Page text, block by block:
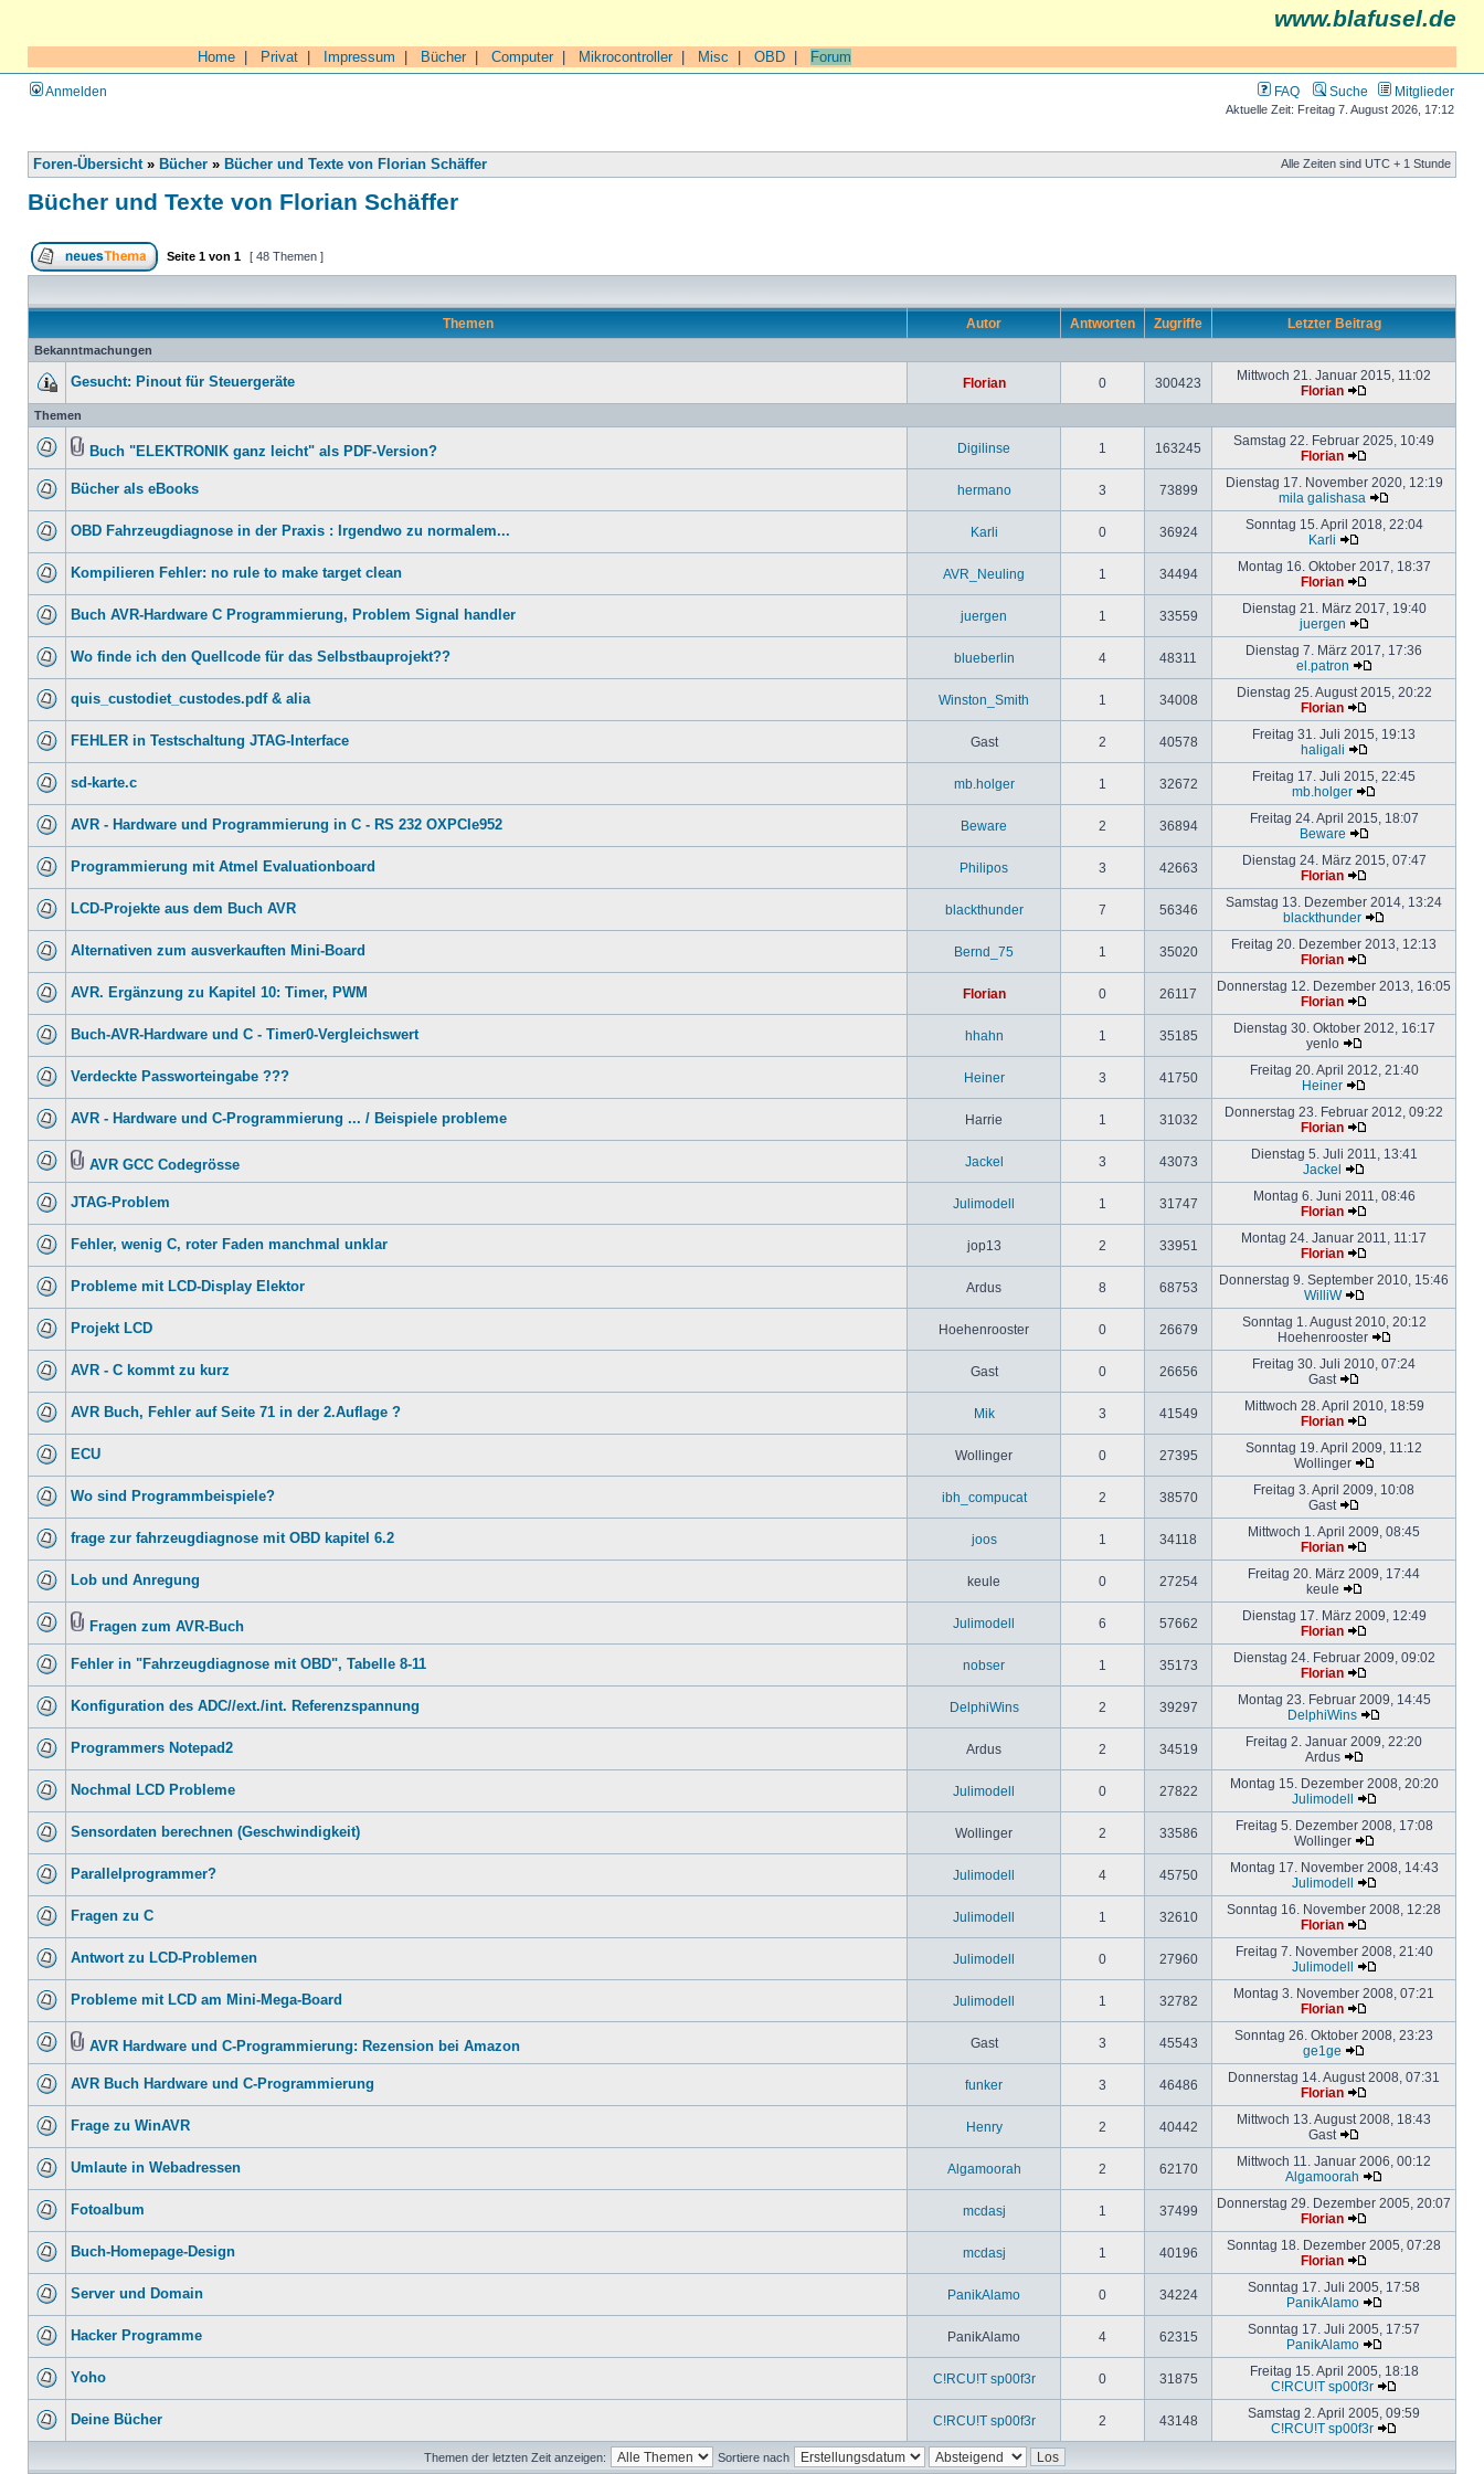
www.blafusel.de
Home Privat Impressum Bücher| Computer| Mikrocontroller| Misc OBD Forum
Anmelden FAQ Suche Mitglieder
Aktuelle Zeit: Freitag 7. August 2026, 17:12
Foren-Übersicht» Bücher » Bücher und Texte von Florian Schäffer Alle Zeiten sind UTC + 1 Stunde
Bücher und Texte von Florian Schäffer
Seite 1 von 1 [ 48 Themen ]
Themen Autor Antworten Zugriffe Letzter Beitrag
Bekanntmachungen
Gesucht: Pinout für Steuergeräte Florian 0 300423
Mittwoch 21. Januar 2015, 11:02
Florian
Themen
Buch "ELEKTRONIK ganz leicht" als PDF-Version? Digilinse 1 163245
Samstag 22. Februar 2025, 10:49
Florian
Bücher als eBooks hermano 3 73899
Dienstag 17. November 2020, 12:19
mila galishasa
OBD Fahrzeugdiagnose in der Praxis : Irgendwo zu normalem... Karli 0 36924
Sonntag 15. April 2018, 22:04
Karli
Kompilieren Fehler: no rule to make target clean AVR_Neuling 1 34494
Montag 16. Oktober 2017, 18:37
Florian
Buch AVR-Hardware C Programmierung, Problem Signal handler juergen 1 33559
Dienstag 21. März 2017, 19:40
juergen
Wo finde ich den Quellcode für das Selbstbauprojekt?? blueberlin 4 48311
Dienstag 7. März 2017, 17:36
el.patron
quis_custodiet_custodes.pdf & alia Winston_Smith 1 34008
Dienstag 25. August 2015, 20:22
Florian
FEHLER in Testschaltung JTAG-Interface Gast 2 40578
Freitag 31. Juli 2015, 19:13
haligali
sd-karte.c mb.holger 1 32672
Freitag 17. Juli 2015, 22:45
mb.holger
AVR - Hardware und Programmierung in C - RS 232 OXPCIe952 Beware 2 36894
Freitag 24. April 2015, 18:07
Beware
Programmierung mit Atmel Evaluationboard Philipos 3 42663
Dienstag 24. März 2015, 07:47
Florian
LCD-Projekte aus dem Buch AVR blackthunder 7 56346
Samstag 13. Dezember 2014, 13:24
blackthunder
Alternativen zum ausverkauften Mini-Board Bernd_75 1 35020
Freitag 20. Dezember 2013, 12:13
Florian
AVR. Ergänzung zu Kapitel 10: Timer, PWM Florian 0 26117
Donnerstag 12. Dezember 2013, 16:05
Florian
Buch-AVR-Hardware und C - Timer0-Vergleichswert hhahn 1 35185
Dienstag 30. Oktober 2012, 16:17
yenlo
Verdeckte Passworteingabe ??? Heiner 3 41750
Freitag 20. April 2012, 21:40
Heiner
AVR - Hardware und C-Programmierung ... / Beispiele probleme Harrie 1 31032
Donnerstag 23. Februar 2012, 09:22
Florian
AVR GCC Codegrösse Jackel 3 43073
Dienstag 5. Juli 2011, 13:41
Jackel
JTAG-Problem Julimodell 1 31747
Montag 6. Juni 2011, 08:46
Florian
Fehler, wenig C, roter Faden manchmal unklar jop13 2 33951
Montag 24. Januar 2011, 11:17
Florian
Probleme mit LCD-Display Elektor Ardus 8 68753
Donnerstag 9. September 2010, 15:46
WilliW
Projekt LCD Hoehenrooster 0 26679
Sonntag 1. August 2010, 20:12
Hoehenrooster
AVR - C kommt zu kurz Gast 0 26656
Freitag 30. Juli 2010, 07:24
Gast
AVR Buch, Fehler auf Seite 71 in der 2.Auflage ? Mik 3 41549
Mittwoch 28. April 2010, 18:59
Florian
ECU Wollinger 0 27395
Sonntag 19. April 2009, 11:12
Wollinger
Wo sind Programmbeispiele? ibh_compucat 2 38570
Freitag 3. April 2009, 10:08
Gast
frage zur fahrzeugdiagnose mit OBD kapitel 6.2 joos 1 34118
Mittwoch 1. April 2009, 08:45
Florian
Lob und Anregung keule 0 27254
Freitag 20. März 2009, 17:44
keule
Fragen zum AVR-Buch Julimodell 6 57662
Dienstag 17. März 2009, 12:49
Florian
Fehler in "Fahrzeugdiagnose mit OBD", Tabelle 8-11 nobser 1 35173
Dienstag 24. Februar 2009, 09:02
Florian
Konfiguration des ADC//ext./int. Referenzspannung DelphiWins 2 39297
Montag 23. Februar 2009, 14:45
DelphiWins
Programmers Notepad2 Ardus 2 34519
Freitag 2. Januar 2009, 22:20
Ardus
Nochmal LCD Probleme Julimodell 0 27822
Montag 15. Dezember 2008, 20:20
Julimodell
Sensordaten berechnen (Geschwindigkeit) Wollinger 2 33586
Freitag 5. Dezember 2008, 17:08
Wollinger
Parallelprogrammer? Julimodell 4 45750
Montag 17. November 2008, 14:43
Julimodell
Fragen zu C Julimodell 1 32610
Sonntag 16. November 2008, 12:28
Florian
Antwort zu LCD-Problemen Julimodell 0 27960
Freitag 7. November 2008, 21:40
Julimodell
Probleme mit LCD am Mini-Mega-Board Julimodell 1 32782
Montag 3. November 2008, 07:21
Florian
AVR Hardware und C-Programmierung: Rezension bei Amazon Gast 3 45543
Sonntag 26. Oktober 2008, 23:23
ge1ge
AVR Buch Hardware und C-Programmierung funker 3 46486
Donnerstag 14. August 2008, 07:31
Florian
Frage zu WinAVR Henry 2 40442
Mittwoch 13. August 2008, 18:43
Gast
Umlaute in Webadressen Algamoorah 2 62170
Mittwoch 11. Januar 2006, 00:12
Algamoorah
Fotoalbum mcdasj 1 37499
Donnerstag 29. Dezember 2005, 20:07
Florian
Buch-Homepage-Design mcdasj 1 40196
Sonntag 18. Dezember 2005, 07:28
Florian
Server und Domain PanikAlamo 0 34224
Sonntag 17. Juli 2005, 17:58
PanikAlamo
Hacker Programme PanikAlamo 4 62315
Sonntag 17. Juli 2005, 17:57
PanikAlamo
Yoho C!RCU!T sp00f3r 0 31875
Freitag 15. April 2005, 18:18
C!RCU!T sp00f3r
Deine Bücher C!RCU!T sp00f3r 2 43148
Samstag 2. April 2005, 09:59
C!RCU!T sp00f3r
Themen der letzten Zeit anzeigen: Sortiere nach